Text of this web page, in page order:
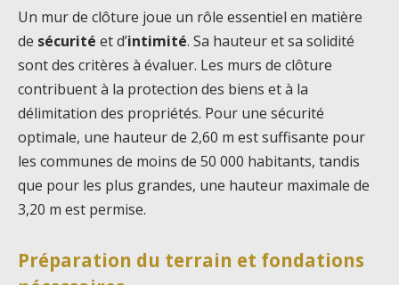
Un mur de clôture joue un rôle essentiel en matière
de sécurité et d’intimité. Sa hauteur et sa solidité
sont des critères à évaluer. Les murs de clôture
contribuent à la protection des biens et à la
délimitation des propriétés. Pour une sécurité
optimale, une hauteur de 2,60 m est suffisante pour
les communes de moins de 50 000 habitants, tandis
que pour les plus grandes, une hauteur maximale de
3,20 m est permise.
Préparation du terrain et fondations